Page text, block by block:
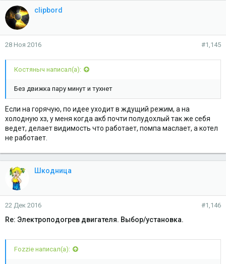
clipbord
28 Ноя 2016 #1,145
Костяныч написал(а):
Без движка пару минут и тухнет
Если на горячую, по идее уходит в ждущий режим, а на
холодную хз, у меня когда акб почти полудохлый так же себя
ведет, делает видимость что работает, помпа маслает, а котел
не работает.
Шкодница
22 Дек 2016 #1,146
Re: Электроподогрев двигателя. Выбор/установка.
Fozzie написал(а):